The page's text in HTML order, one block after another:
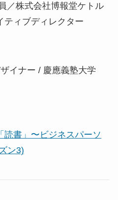
／株式会社博報堂ケトル
ティブディレクター
イナー / 慶應義塾大学
読書」〜ビジネスパーソ
ン3)